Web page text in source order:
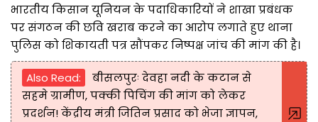
भारतीय किसान यूनियन के पदाधिकारियों ने शाखा प्रबंधक
पर संगठन की छवि खराब करने का आरोप लगाते हुए थाना
पुलिस को शिकायती पत्र सौंपकर निष्पक्ष जांच की मांग की है।
Also Read:
बीसलपुरः देवहा नदी के कटान से
सहमे ग्रामीण, पक्की पिचिंग की मांग को लेकर
प्रदर्शन! केंद्रीय मंत्री जितिन प्रसाद को भेजा ज्ञापन,